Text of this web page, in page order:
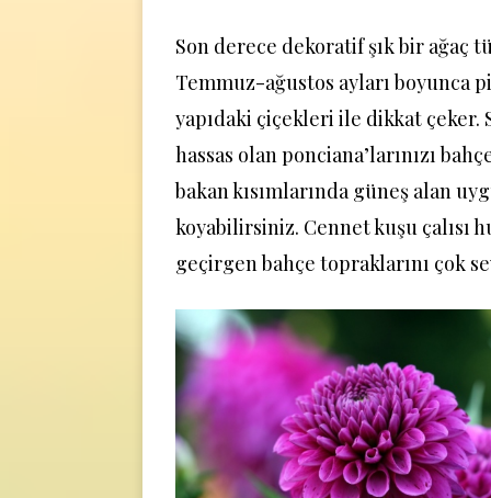
Son derece dekoratif şık bir ağaç
Temmuz-ağustos ayları boyunca
yapıdaki çiçekleri ile dikkat çeker.
hassas olan ponciana’larınızı
bakan kısımlarında güneş alan
koyabilirsiniz. Cennet kuşu çalısı
geçirgen bahçe topraklarını çok